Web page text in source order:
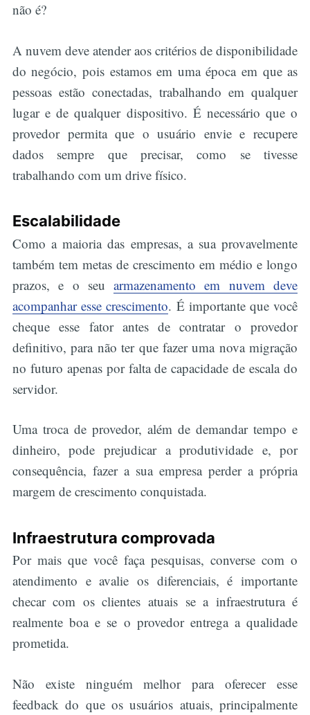
não é?
A nuvem deve atender aos critérios de disponibilidade
do negócio, pois estamos em uma época em que as
pessoas estão conectadas, trabalhando em qualquer
lugar e de qualquer dispositivo. É necessário que o
provedor permita que o usuário envie e recupere
dados sempre que precisar, como se tivesse
trabalhando com um drive físico.
Escalabilidade
Como a maioria das empresas, a sua provavelmente
também tem metas de crescimento em médio e longo
prazos, e o seuarmazenamento em nuvem deve
acompanhar esse crescimento. É importante que você
cheque esse fator antes de contratar o provedor
definitivo, para não ter que fazer uma nova migração
no futuro apenas por falta de capacidade de escala do
servidor.
Uma troca de provedor, além de demandar tempo e
dinheiro, pode prejudicar a produtividade e, por
consequência, fazer a sua empresa perder a própria
margem de crescimento conquistada.
Infraestrutura comprovada
Por mais que você faça pesquisas, converse com o
atendimento e avalie os diferenciais, é importante
checar com os clientes atuais se a infraestrutura é
realmente boa e se o provedor entrega a qualidade
prometida.
Não existe ninguém melhor para oferecer esse
feedback do que os usuários atuais, principalmente